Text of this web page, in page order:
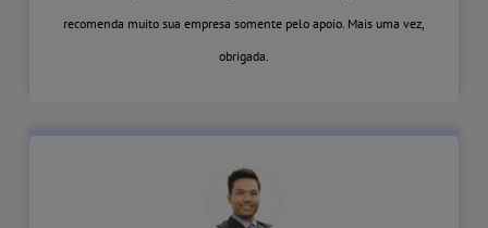
recomenda muito sua empresa somente pelo apoio. Mais uma vez,
obrigada.